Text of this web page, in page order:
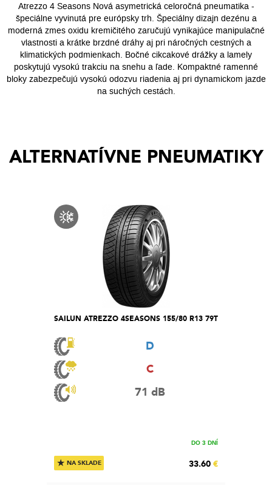
Atrezzo 4 Seasons Nová asymetrická celoročná pneumatika -
špeciálne vyvinutá pre európsky trh. Špeciálny dizajn dezénu a
moderná zmes oxidu kremičitého zaručujú vynikajúce manipulačné
vlastnosti a krátke brzdné dráhy aj pri náročných cestných a
klimatických podmienkach. Bočné cikcakové drážky a lamely
poskytujú vysokú trakciu na snehu a ľade. Kompaktné ramenné
bloky zabezpečujú vysokú odozvu riadenia aj pri dynamickom jazde
na suchých cestách.
ALTERNATÍVNE PNEUMATIKY
SAILUN ATREZZO 4SEASONS 155/80 R13 79T
D
C
71 dB
★ NA SKLADE
DO 3 DNÍ
33.60 €